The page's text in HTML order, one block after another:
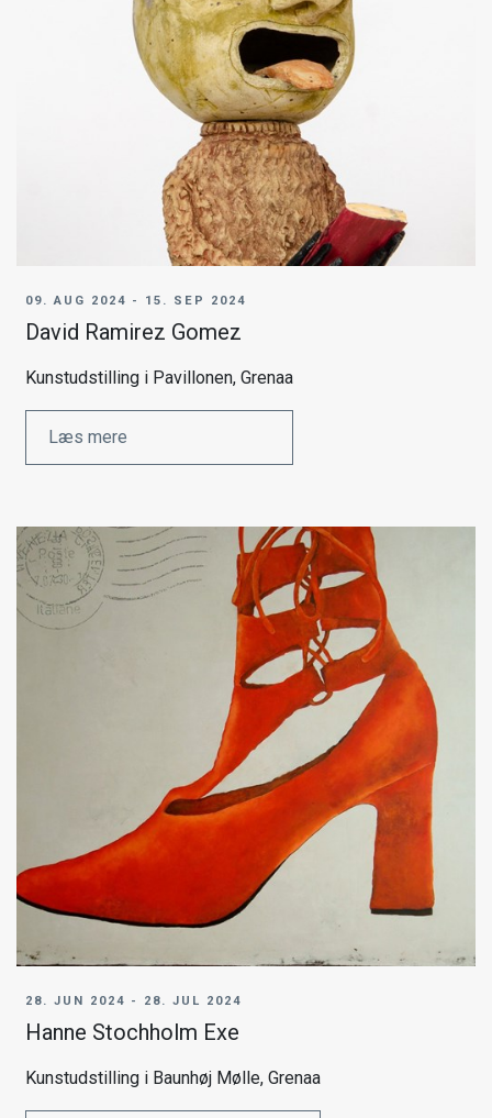
09. AUG 2024 - 15. SEP 2024
David Ramirez Gomez
Kunstudstilling i Pavillonen, Grenaa
Læs mere
28. JUN 2024 - 28. JUL 2024
Hanne Stochholm Exe
Kunstudstilling i Baunhøj Mølle, Grenaa